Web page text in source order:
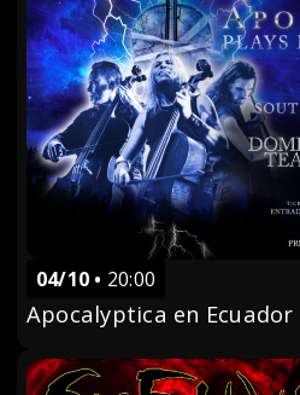
04/10 20:00
Apocalyptica en Ecuador